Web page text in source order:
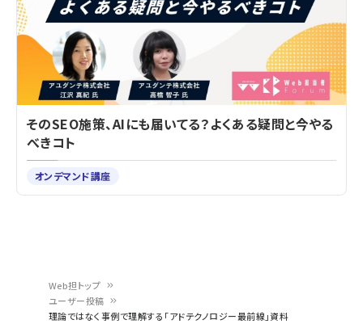
Web担トップ
ユーザー投稿
理論ではなく事例で理解する「アドテクノロジー最前線」資料
そのSEO施策、AIにも届いてる？よくある疑問と今やる
べきコト
オンデマンド講座